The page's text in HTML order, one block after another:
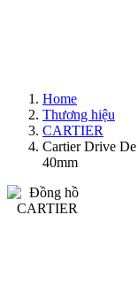
Home
Thương hiệu
CARTIER
Cartier Drive
40mm